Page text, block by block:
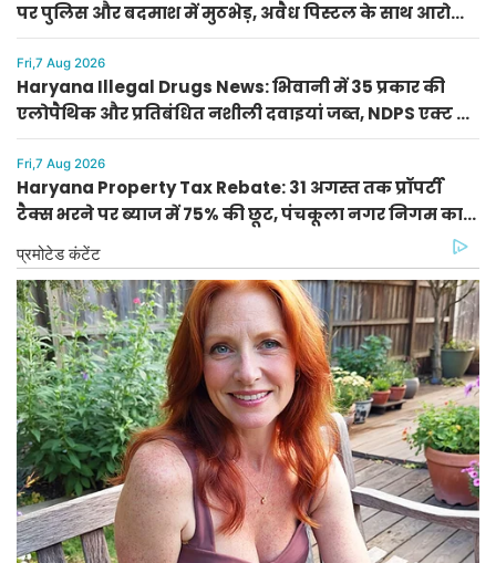
पर पुलिस और बदमाश में मुठभेड़, अवैध पिस्टल के साथ आरोपी
गिरफ्तार
Fri,7 Aug 2026
Haryana Illegal Drugs News: भिवानी में 35 प्रकार की
एलोपैथिक और प्रतिबंधित नशीली दवाइयां जब्त, NDPS एक्ट में
FIR दर्ज
Fri,7 Aug 2026
Haryana Property Tax Rebate: 31 अगस्त तक प्रॉपर्टी
टैक्स भरने पर ब्याज में 75% की छूट, पंचकूला नगर निगम का
सीलिंग अलर्ट